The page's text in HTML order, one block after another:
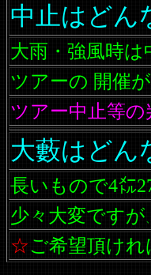
中止はどん
大雨・強風時
ツアーの 開催
ツアー中止等
大藪はどん
長いもので4㍍
少々大変ですが、
☆ご希望頂け